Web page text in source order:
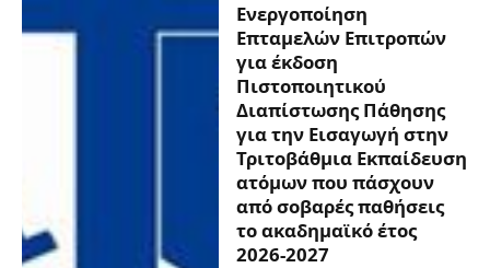
Ενεργοποίηση
Επταμελών Επιτροπών
για έκδοση
Πιστοποιητικού
Διαπίστωσης Πάθησης
για την Εισαγωγή στην
Τριτοβάθμια Εκπαίδευση
ατόμων που πάσχουν
από σοβαρές παθήσεις
το ακαδημαϊκό έτος
2026-2027